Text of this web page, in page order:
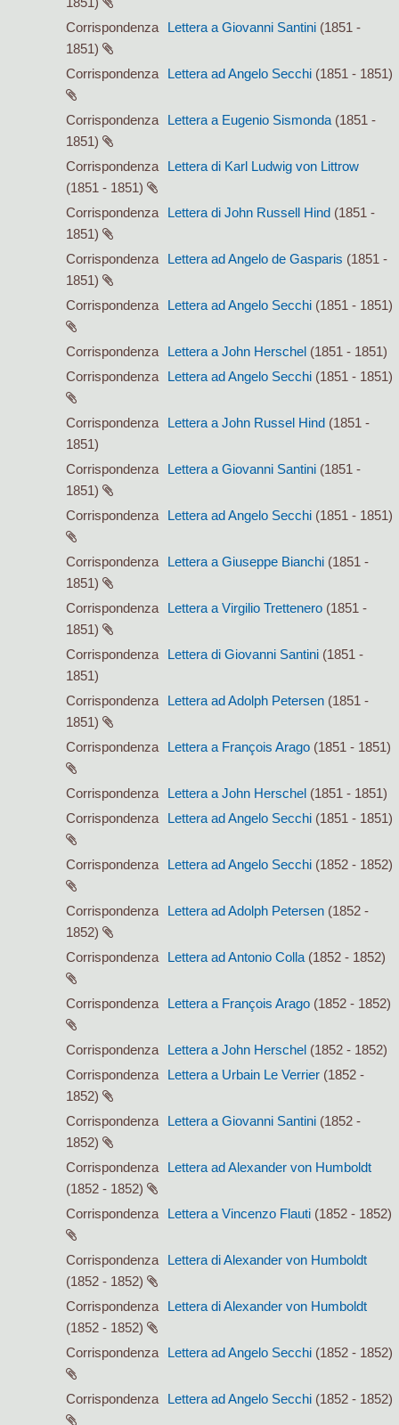
Corrispondenza
Lettera a Giovanni Santini (1851 -
1851)
Corrispondenza
Lettera ad Angelo Secchi (1851 - 1851)
Corrispondenza Lettera a Eugenio Sismonda (1851 -
1851)
Corrispondenza
Lettera di Karl Ludwig von Littrow
(1851 - 1851)
Corrispondenza
Lettera di John Russell Hind (1851 -
1851)
Corrispondenza
Lettera ad Angelo de Gasparis (1851 -
1851)
Corrispondenza
Lettera ad Angelo Secchi (1851 - 1851)
Corrispondenza Lettera a John Herschel (1851 - 1851)
Corrispondenza
Lettera ad Angelo Secchi (1851 - 1851)
Corrispondenza Lettera a John Russel Hind (1851 -
1851)
Corrispondenza
Lettera a Giovanni Santini (1851 -
1851)
Corrispondenza
Lettera ad Angelo Secchi (1851 - 1851)
Corrispondenza Lettera a Giuseppe Bianchi (1851 -
1851)
Corrispondenza
Lettera a Virgilio Trettenero (1851 -
1851)
Corrispondenza
Lettera di Giovanni Santini (1851 -
1851)
Corrispondenza
Lettera ad Adolph Petersen (1851 -
1851)
Corrispondenza
Lettera a François Arago (1851 - 1851)
Corrispondenza Lettera a John Herschel (1851 - 1851)
Corrispondenza
Lettera ad Angelo Secchi (1851 - 1851)
Corrispondenza Lettera ad Angelo Secchi (1852 - 1852)
Corrispondenza Lettera ad Adolph Petersen (1852 -
1852)
Corrispondenza
Lettera ad Antonio Colla (1852 - 1852)
Corrispondenza Lettera a François Arago (1852 - 1852)
Corrispondenza Lettera a John Herschel (1852 - 1852)
Corrispondenza
Lettera a Urbain Le Verrier (1852 -
1852)
Corrispondenza
Lettera a Giovanni Santini (1852 -
1852)
Corrispondenza
Lettera ad Alexander von Humboldt
(1852 - 1852)
Corrispondenza
Lettera a Vincenzo Flauti (1852 - 1852)
Corrispondenza
Lettera di Alexander von Humboldt
(1852 - 1852)
Corrispondenza
Lettera di Alexander von Humboldt
(1852 - 1852)
Corrispondenza
Lettera ad Angelo Secchi (1852 - 1852)
Corrispondenza Lettera ad Angelo Secchi (1852 - 1852)